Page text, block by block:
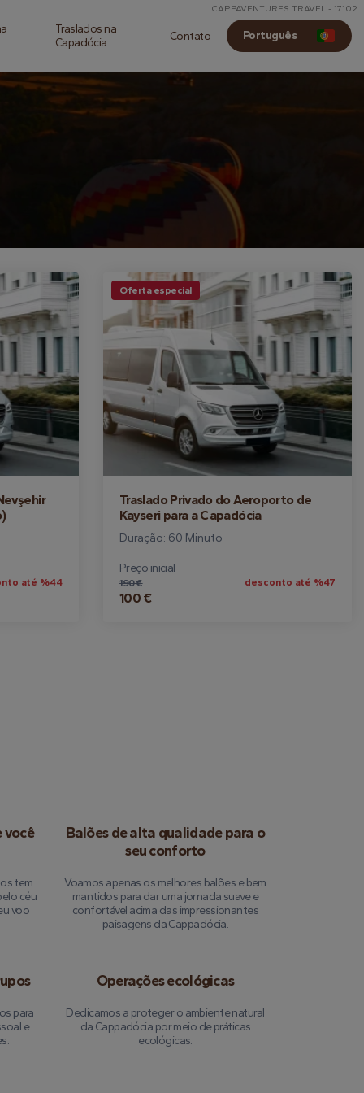
CAPPAVENTURES TRAVEL - 17102
Traslados na
Capadócia
Contato Português
até %44
Oferta especial
Traslado Privado do Aeroporto de
Kayseri para a Capadócia
Duração: 60 Minuto
Preço inicial
190 €
100 €
desconto até %47
você
tem
céu
voo
Balões de alta qualidade para o
seu conforto
Voamos apenas os melhores balões e bem
mantidos para dar uma jornada suave e
confortável acima das impressionantes
paisagens da Cappadócia.
para
e
Operações ecológicas
Dedicamos a proteger o ambiente natural
da Cappadócia por meio de práticas
ecológicas.